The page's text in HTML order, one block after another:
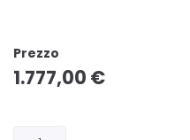
Prezzo
1.777,00 €